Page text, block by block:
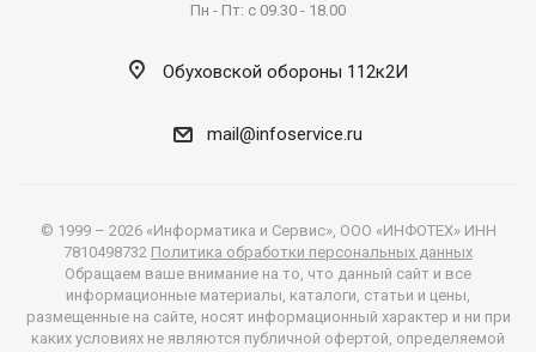
Пн - Пт: с 09.30 - 18.00
Обуховской обороны 112к2И
mail@infoservice.ru
© 1999 – 2026 «Информатика и Сервис», ООО «ИНФОТЕХ» ИНН
7810498732 Политика обработки персональных данных
Обращаем ваше внимание на то, что данный сайт и все
информационные материалы, каталоги, статьи и цены,
размещенные на сайте, носят информационный характер и ни при
каких условиях не являются публичной офертой, определяемой